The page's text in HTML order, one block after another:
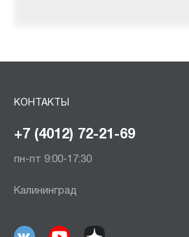
КОНТАКТЫ
+7 (4012) 72-21-69
пн-пт 9:00-17:30
Калининград